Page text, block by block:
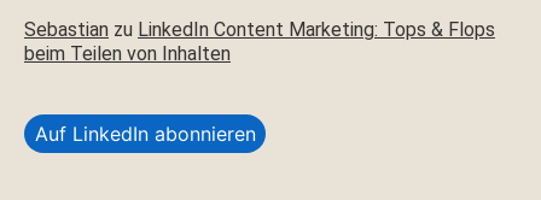
Sebastian zu LinkedIn Content Marketing: Tops & Flops
beim Teilen von Inhalten
Auf LinkedIn abonnieren